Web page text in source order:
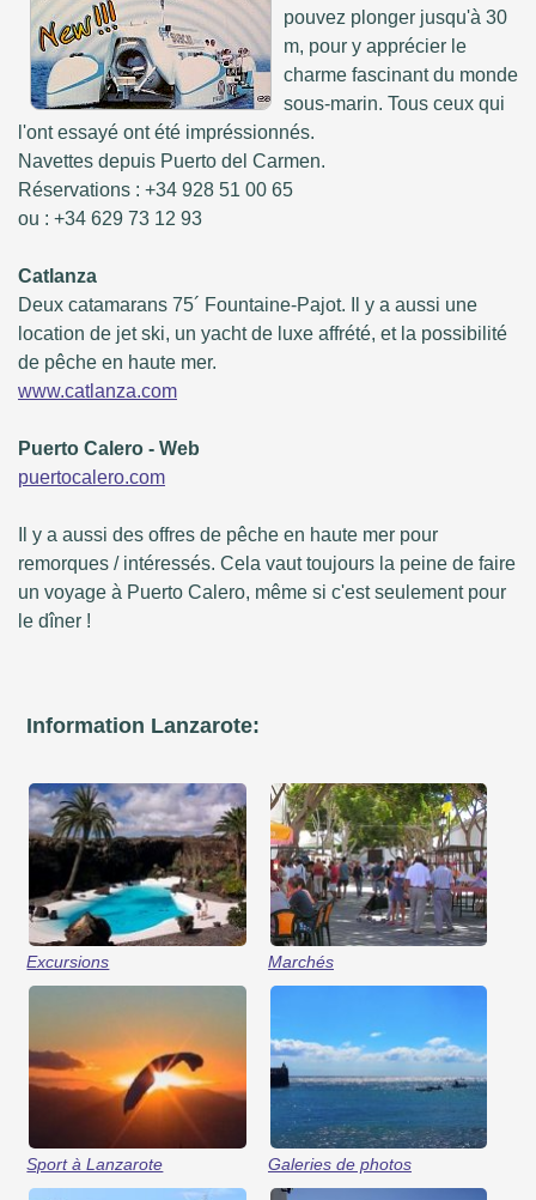
pouvez plonger jusqu'à 30
m, pour y apprécier le
charme fascinant du monde
sous-marin. Tous ceux qui
l'ont essayé ont été impréssionnés.
Navettes depuis Puerto del Carmen.
Réservations : +34 928 51 00 65
ou : +34 629 73 12 93
Catlanza
Deux catamarans 75´ Fountaine-Pajot. Il y a aussi une
location de jet ski, un yacht de luxe affrété, et la possibilité
de pêche en haute mer.
www.catlanza.com
Puerto Calero - Web
puertocalero.com
Il y a aussi des offres de pêche en haute mer pour
remorques / intéressés. Cela vaut toujours la peine de faire
un voyage à Puerto Calero, même si c'est seulement pour
le dîner !
Information Lanzarote:
Excursions Marchés
Sport à Lanzarote Galeries de photos